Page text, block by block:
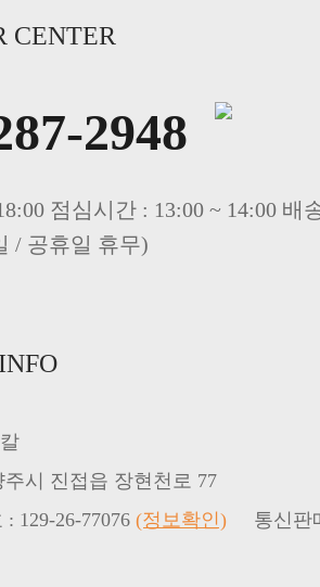
CENTER
2948
점심시간 : 13:00 ~ 14:00 배
/ 공휴일 휴무)
시 진접읍 장현천로 77
129-26-77076 (정보확인) 통신판